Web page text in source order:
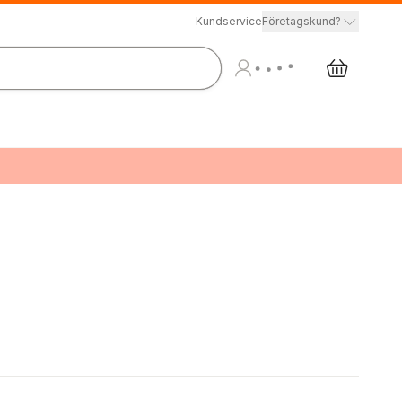
KundserviceFöretagskund?